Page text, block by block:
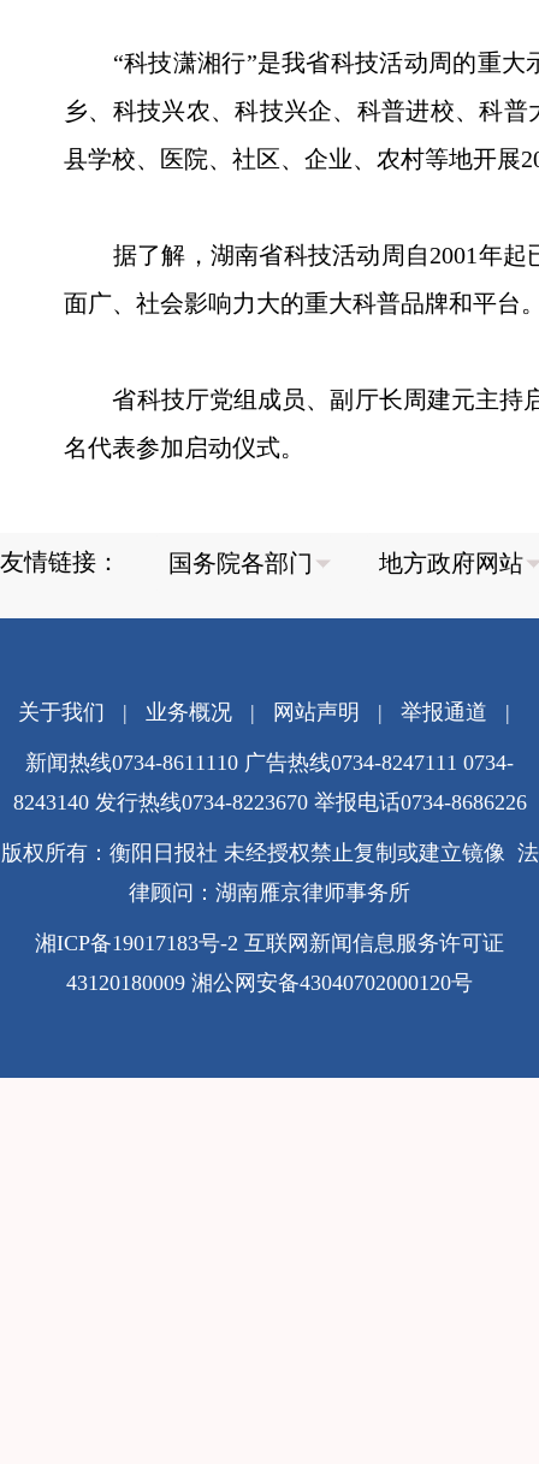
“科技潇湘行”是我省科技活动周的重大
乡、科技兴农、科技兴企、科普进校、科
县学校、医院、社区、企业、农村等地开展
据了解，湖南省科技活动周自2001年起
面广、社会影响力大的重大科普品牌和平台
省科技厅党组成员、副厅长周建元主持启
名代表参加启动仪式。
友情链接：
关于我们 | 业务概况| 网站声明 | 举报通道 |
新闻热线0734-8611110 广告热线0734-8247111 0734-
8243140 发行热线0734-8223670 举报电话0734-8686226
版权所有：衡阳日报社 未经授权禁止复制或建立镜像 法
律顾问：湖南雁京律师事务所
湘ICP备19017183号-2 互联网新闻信息服务许可证
43120180009 湘公网安备43040702000120号